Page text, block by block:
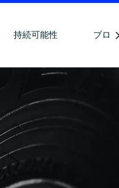
持続可能性 ブログ